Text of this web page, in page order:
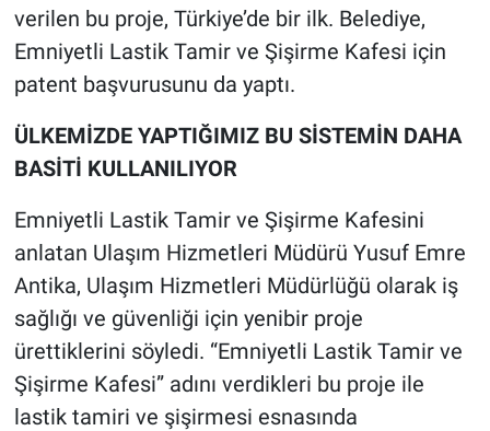
verilen bu proje, Türkiye’de bir ilk. Belediye,
Emniyetli Lastik Tamir ve Şişirme Kafesi için
patent başvurusunu da yaptı.
ÜLKEMİZDE YAPTIĞIMIZ BU SİSTEMİN DAHA
BASİTİ KULLANILIYOR
Emniyetli Lastik Tamir ve Şişirme Kafesini
anlatan Ulaşım Hizmetleri Müdürü Yusuf Emre
Antika, Ulaşım Hizmetleri Müdürlüğü olarak iş
sağlığı ve güvenliği için yenibir proje
ürettiklerini söyledi. “Emniyetli Lastik Tamir ve
Şişirme Kafesi” adını verdikleri bu proje ile
lastik tamiri ve şişirmesi esnasında